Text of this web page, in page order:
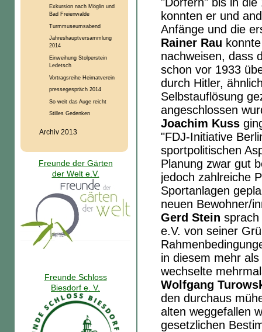
konnten er und
Anfänge und die
Rainer Rau
nachweisen, dass
schon vor 1933
durch Hitler,
Selbstauflösung
angeschlossen
Joachim Kuss
"FDJ-Initiative
sportpolitischen
Planung zwar gut
jedoch zahlreiche
Sportanlagen
neuen Bewohner/
Gerd Stein
e.V. von seiner
in diesem mehr
wechselte
Wolfgang
den durchaus
alten weggefallen
gesetzlichen
Exkursion nach Möglin und
Bad Freienwalde
Turmmuseumsabend
Jahreshauptversammlung
2014
Einweihung Stolperstein
Ledetsch
Vortragsreihe Heimatverein
pressegespräch 2014
So weit das Auge reicht
Stilles Gedenken
Archiv 2013
Freunde der Gärten
der Welt e.V.
Freunde Schloss
Biesdorf e. V.